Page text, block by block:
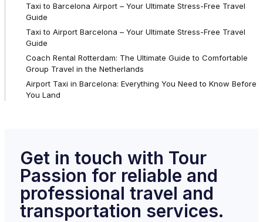
Taxi to Barcelona Airport – Your Ultimate Stress-Free Travel
Guide
Taxi to Airport Barcelona – Your Ultimate Stress-Free Travel
Guide
Coach Rental Rotterdam: The Ultimate Guide to Comfortable
Group Travel in the Netherlands
Airport Taxi in Barcelona: Everything You Need to Know Before
You Land
Get in touch with Tour
Passion for reliable and
professional travel and
transportation services.